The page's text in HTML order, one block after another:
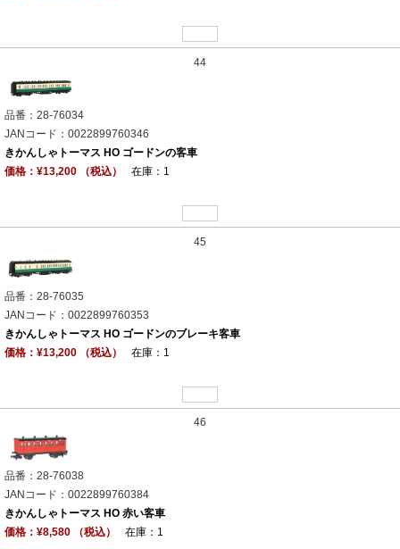
44
品番：28-76034
JANコード：0022899760346
きかんしゃトーマス HO ゴードンの客車
価格：¥13,200 （税込）
在庫：1
45
品番：28-76035
JANコード：0022899760353
きかんしゃトーマス HO ゴードンのブレーキ客車
価格：¥13,200 （税込）
在庫：1
46
品番：28-76038
JANコード：0022899760384
きかんしゃトーマス HO 赤い客車
価格：¥8,580 （税込）
在庫：1